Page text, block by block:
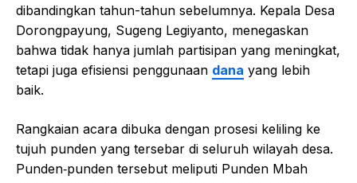
dibandingkan tahun-tahun sebelumnya. Kepala Desa
Dorongpayung, Sugeng Legiyanto, menegaskan
bahwa tidak hanya jumlah partisipan yang meningkat,
tetapi juga efisiensi penggunaan dana yang lebih
baik.
Rangkaian acara dibuka dengan prosesi keliling ke
tujuh punden yang tersebar di seluruh wilayah desa.
Punden‑punden tersebut meliputi Punden Mbah